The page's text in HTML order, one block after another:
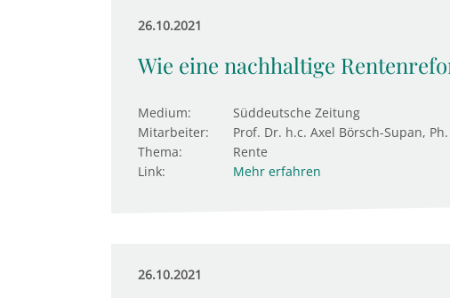
26.10.2021
Wie eine nachhaltige
Medium:
Süddeutsche Zeitung
Mitarbeiter:
Prof. Dr. h.c. Axel Börsch-Supan, Ph.
Thema:
Rente
Link:
Mehr erfahren
26.10.2021